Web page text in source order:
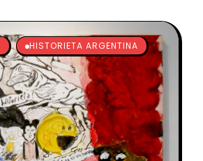
HISTORIETA ARGENTINA